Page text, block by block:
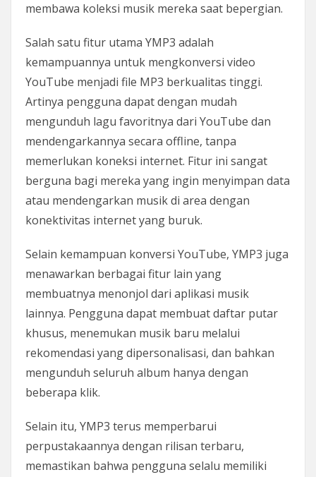
membawa koleksi musik mereka saat bepergian.
Salah satu fitur utama YMP3 adalah
kemampuannya untuk mengkonversi video
YouTube menjadi file MP3 berkualitas tinggi.
Artinya pengguna dapat dengan mudah
mengunduh lagu favoritnya dari YouTube dan
mendengarkannya secara offline, tanpa
memerlukan koneksi internet. Fitur ini sangat
berguna bagi mereka yang ingin menyimpan data
atau mendengarkan musik di area dengan
konektivitas internet yang buruk.
Selain kemampuan konversi YouTube, YMP3 juga
menawarkan berbagai fitur lain yang
membuatnya menonjol dari aplikasi musik
lainnya. Pengguna dapat membuat daftar putar
khusus, menemukan musik baru melalui
rekomendasi yang dipersonalisasi, dan bahkan
mengunduh seluruh album hanya dengan
beberapa klik.
Selain itu, YMP3 terus memperbarui
perpustakaannya dengan rilisan terbaru,
memastikan bahwa pengguna selalu memiliki